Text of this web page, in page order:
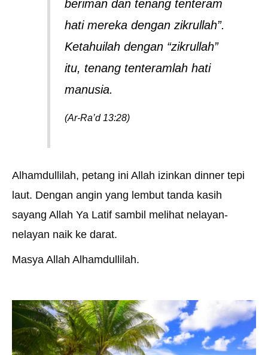
beriman dan tenang tenteram
hati mereka dengan zikrullah”.
Ketahuilah dengan “zikrullah”
itu, tenang tenteramlah hati
manusia.
(Ar-Ra’d 13:28)
Alhamdullilah, petang ini Allah izinkan dinner tepi
laut. Dengan angin yang lembut tanda kasih
sayang Allah Ya Latif sambil melihat nelayan-
nelayan naik ke darat.
Masya Allah Alhamdullilah.